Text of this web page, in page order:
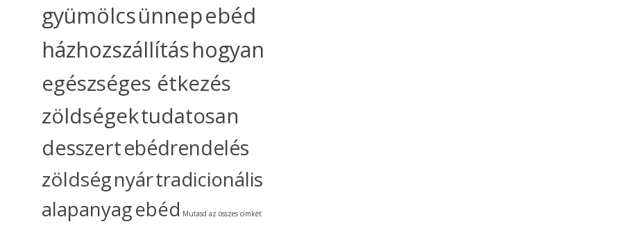
gyümölcsünnepebéd
házhozszállításhogyan
egészséges étkezés
zöldségektudatosan
desszertebédrendelés
zöldségnyártradicionális
alapanyagebéd Mutasd az összes címkét